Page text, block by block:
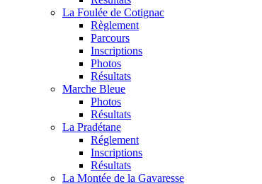
La Foulée de Cotignac
Règlement
Parcours
Inscriptions
Photos
Résultats
Marche Bleue
Photos
Résultats
La Pradétane
Réglement
Inscriptions
Résultats
La Montée de la Gavaresse